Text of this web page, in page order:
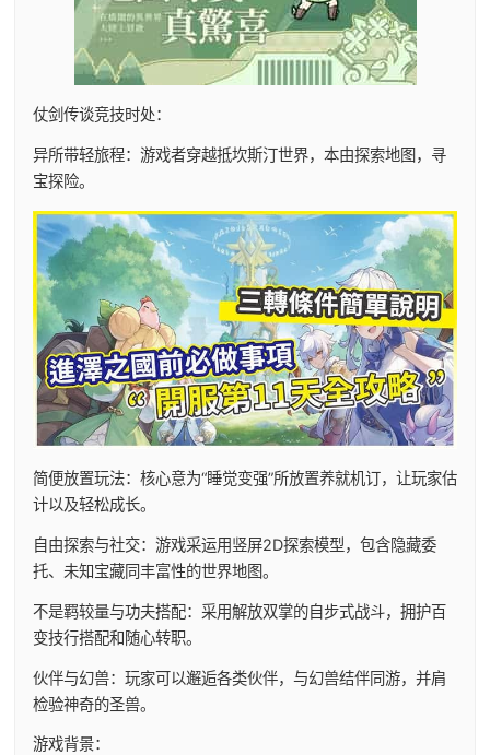
仗剑传谈竞技时处：
异所带轻旅程：游戏者穿越抵坎斯汀世界，本由探索地图，寻
宝探险。
简便放置玩法：核心意为“睡觉变强”所放置养就机订，让玩家估
计以及轻松成长。
自由探索与社交：游戏采运用竖屏2D探索模型，包含隐藏委
托、未知宝藏同丰富性的世界地图。
不是羁较量与功夫搭配：采用解放双掌的自步式战斗，拥护百
变技行搭配和随心转职。
伙伴与幻兽：玩家可以邂逅各类伙伴，与幻兽结伴同游，并肩
检验神奇的圣兽。
游戏背景：